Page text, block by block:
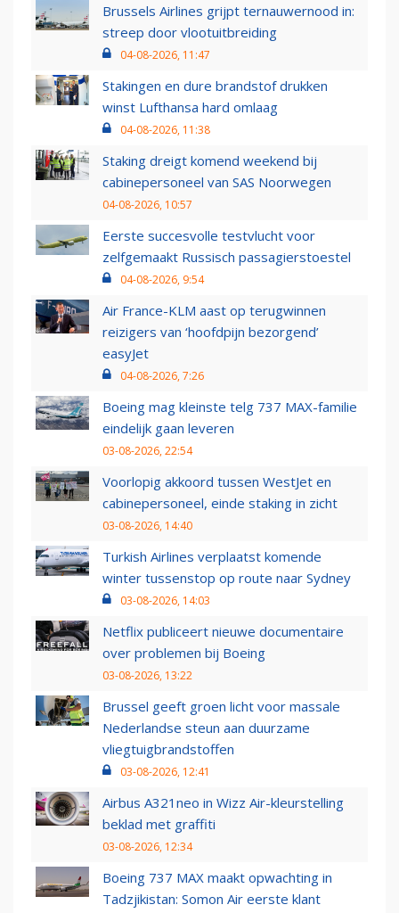
Brussels Airlines grijpt ternauwernood in:
streep door vlootuitbreiding
04-08-2026, 11:47
Stakingen en dure brandstof drukken
winst Lufthansa hard omlaag
04-08-2026, 11:38
Staking dreigt komend weekend bij
cabinepersoneel van SAS Noorwegen
04-08-2026, 10:57
Eerste succesvolle testvlucht voor
zelfgemaakt Russisch passagierstoestel
04-08-2026, 9:54
Air France-KLM aast op terugwinnen
reizigers van ‘hoofdpijn bezorgend’
easyJet
04-08-2026, 7:26
Boeing mag kleinste telg 737 MAX-familie
eindelijk gaan leveren
03-08-2026, 22:54
Voorlopig akkoord tussen WestJet en
cabinepersoneel, einde staking in zicht
03-08-2026, 14:40
Turkish Airlines verplaatst komende
winter tussenstop op route naar Sydney
03-08-2026, 14:03
Netflix publiceert nieuwe documentaire
over problemen bij Boeing
03-08-2026, 13:22
Brussel geeft groen licht voor massale
Nederlandse steun aan duurzame
vliegtuigbrandstoffen
03-08-2026, 12:41
Airbus A321neo in Wizz Air-kleurstelling
beklad met graffiti
03-08-2026, 12:34
Boeing 737 MAX maakt opwachting in
Tadzjikistan: Somon Air eerste klant